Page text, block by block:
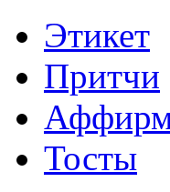
Этикет
Притчи
Тосты